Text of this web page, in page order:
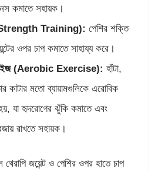
কমাতে সহায়ক।
Training): পেশির শক্তি
ওপর চাপ কমাতে সাহায্য করে।
(Aerobic Exercise): হাঁটা,
কাটার মতো ব্যায়ামগুলিকে এরোবিক
যা হৃদরোগের ঝুঁকি কমাতে এবং
রাখতে সহায়ক।
থেরাপি জয়েন্ট ও পেশির ওপর হাতে চাপ